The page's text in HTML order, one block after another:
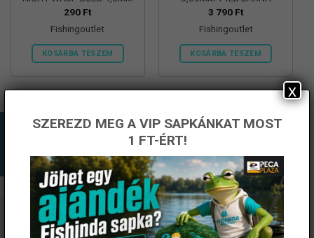
290 Ft
Fishingoutlet
KOSÁRBA TESZEM
3 790 Ft
Fishingoutlet
KOSÁRBA TESZEM
ÉRTESÜLJ ELSŐKÉNT! IRATKOZZ FEL A
SZEREZD MEG A VIP SAPKÁNKAT MOST
1 FT-ÉRT!
x